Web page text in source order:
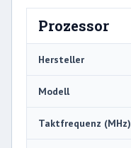
Prozessor
Hersteller
Modell
Taktfrequenz (MHz)